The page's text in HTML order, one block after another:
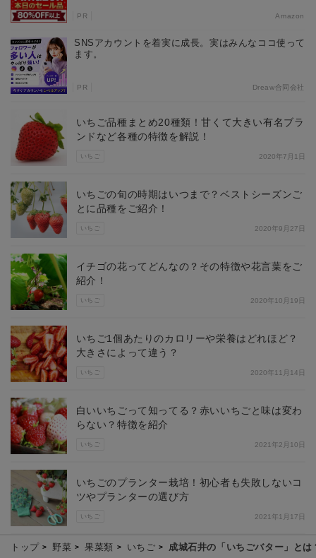
PR Amazon
SNSアカウントを着実に成長。実はみんなココ使って
ます。
PR Dreaw合同会社
いちご
いちご品種まとめ20種類！甘くて大きい有名ブラ
ンドなど各種の特徴を解説！
2020年7月1日
いちご
いちごの旬の時期はいつまで？ベストシーズンご
とに品種をご紹介！
2020年9月27日
いちご
イチゴの花ってどんなの？その特徴や花言葉をご
紹介！
2020年10月19日
いちご
いちご1個あたりのカロリーや栄養はどれほど？
大きさによって違う？
2020年11月14日
いちご
白いいちごって知ってる？赤いいちごと味は変わ
らない？特徴を紹介
2021年2月10日
いちご
いちごのプランター栽培！初心者も失敗しないコ
ツやプランターの選び方
2021年1月17日
トップ 野菜 果菜類 いちご 成城石井の「いちごバター」と